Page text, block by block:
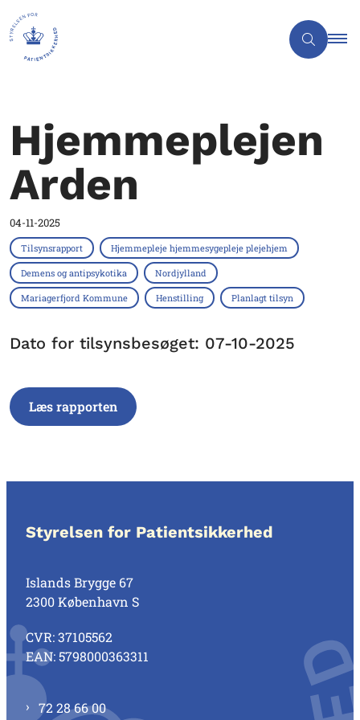
Hjemmeplejen
Arden
04-11-2025
Tilsynsrapport Hjemmepleje hjemmesygepleje plejehjem
Demens og antipsykotika Nordjylland
Mariagerfjord Kommune Henstilling Planlagt tilsyn
Dato for tilsynsbesøget: 07-10-2025
Læs rapporten
Styrelsen for Patientsikkerhed
Islands Brygge 67
2300 København S
CVR: 37105562
EAN: 5798000363311
72 28 66 00